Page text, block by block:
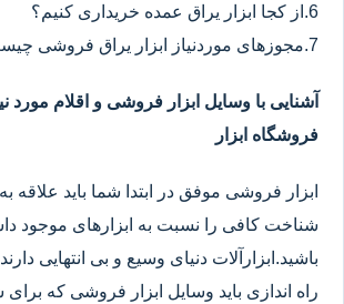
6.از کجا ابزار یراق عمده خریداری کنیم؟
7.مجوزهای موردنیاز ابزار یراق فروشی چیست؟
آشنایی با وسایل ابزار فروشی و اقلام مورد
فروشگاه ابزار
ابزار فروشی موفق در ابتدا شما باید علاقه
شناخت کافی را نسبت به ابزارهای موجود
باشید.ابزارآلات دنیای وسیع و بی انتهایی
راه اندازی باید وسایل ابزار فروشی که برای